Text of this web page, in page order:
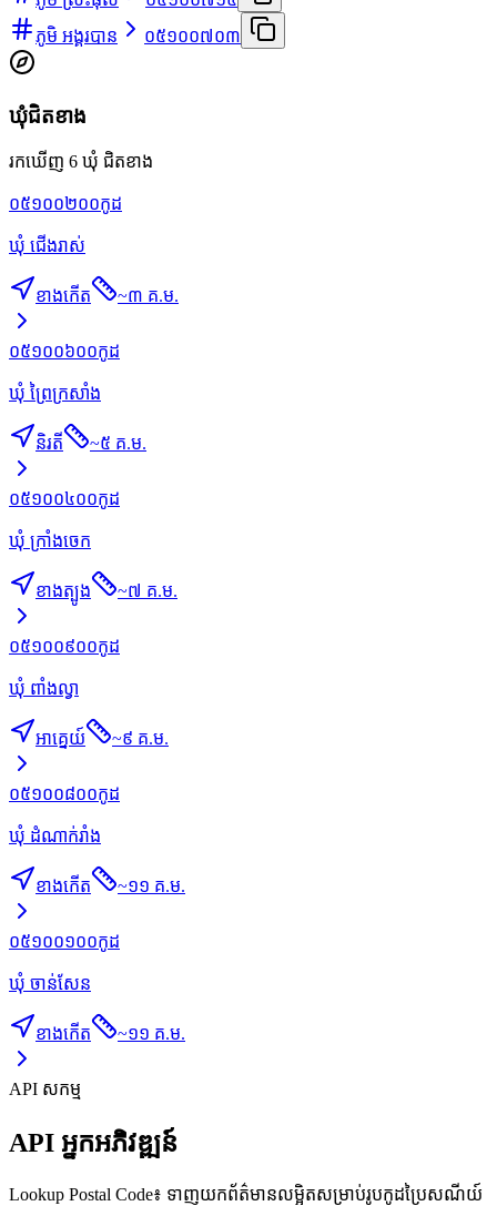
ភូមិ អង្គរបាន
០៥១០០៧០៣
ឃុំជិតខាង
រកឃើញ 6 ឃុំ ជិតខាង
០៥១០០២០០កូដ
ឃុំ ជើងរាស់
ខាងកើត ~៣ គ.ម.
០៥១០០៦០០កូដ
ឃុំ ព្រៃក្រសាំង
និរតី ~៥ គ.ម.
០៥១០០៤០០កូដ
ឃុំ ក្រាំងចេក
ខាងត្បូង ~៧ គ.ម.
០៥១០០៩០០កូដ
ឃុំ ពាំងល្វា
អាគ្នេយ៍ ~៩ គ.ម.
០៥១០០៨០០កូដ
ឃុំ ដំណាក់រាំង
ខាងកើត ~១១ គ.ម.
០៥១០០១០០កូដ
ឃុំ ចាន់សែន
ខាងកើត ~១១ គ.ម.
API សកម្ម
API អ្នកអភិវឌ្ឍន៍
Lookup Postal Code៖ ទាញយកព័ត៌មានលម្អិតសម្រាប់រូបកូដប្រៃសណីយ៍